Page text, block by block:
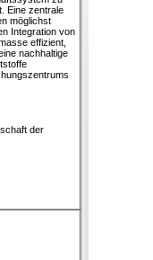
Eine zentrale
möglichst
Integration von
effizient,
nachhaltige
der